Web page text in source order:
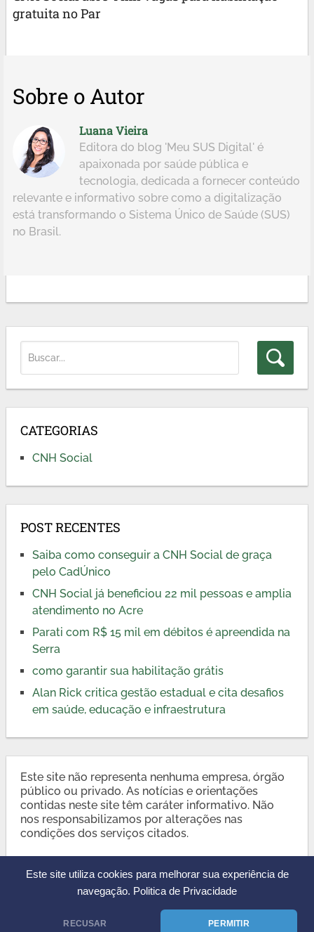
Este site utiliza cookies para melhorar sua experiência de
navegação. Politica de Privacidade
RECUSAR PERMITIR
gratuita no Par
Sobre o Autor
Luana Vieira
Editora do blog 'Meu SUS Digital' é
apaixonada por saúde pública e
tecnologia, dedicada a fornecer conteúdo
relevante e informativo sobre como a digitalização
está transformando o Sistema Único de Saúde (SUS)
no Brasil.
CATEGORIAS
CNH Social
POST RECENTES
Saiba como conseguir a CNH Social de graça
pelo CadÚnico
CNH Social já beneficiou 22 mil pessoas e amplia
atendimento no Acre
Parati com R$ 15 mil em débitos é apreendida na
Serra
como garantir sua habilitação grátis
Alan Rick critica gestão estadual e cita desafios
em saúde, educação e infraestrutura
Este site não representa nenhuma empresa, órgão
público ou privado. As notícias e orientações
contidas neste site têm caráter informativo. Não
nos responsabilizamos por alterações nas
condições dos serviços citados.